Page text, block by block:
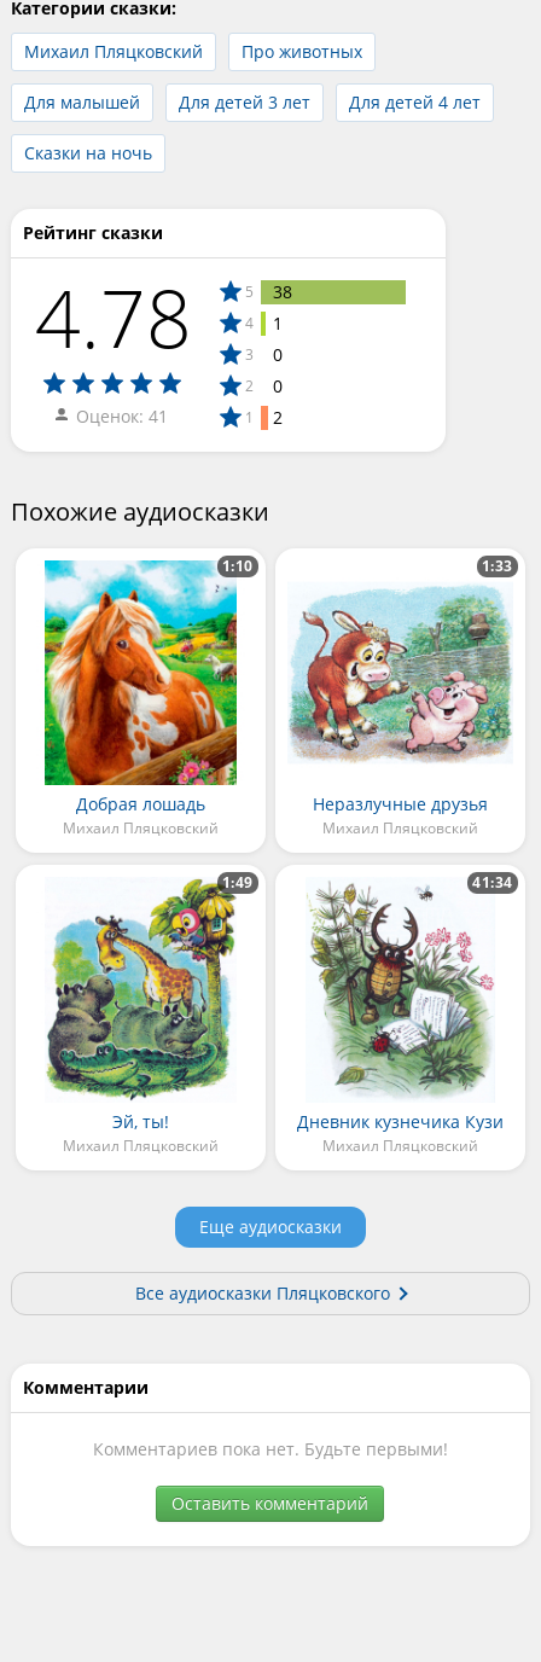
Категории сказки:
Михаил Пляцковский
Про животных
Для малышей Для детей 3 лет Для детей 4 лет
Сказки на ночь
Рейтинг сказки
4.78
Оценок: 41
5 38
4 1
3 0
2 0
1 2
Похожие аудиосказки
Добрая лошадь
Михаил Пляцковский
1:10
Неразлучные друзья
Михаил Пляцковский
1:33
Эй, ты!
Михаил Пляцковский
1:49
Дневник кузнечика Кузи
Михаил Пляцковский
41:34
Еще аудиосказки
Все аудиосказки Пляцковского
Комментарии
Комментариев пока нет. Будьте первыми!
Оставить комментарий